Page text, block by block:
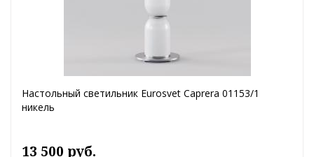
Настольный светильник Eurosvet Caprera 01153/1
никель
13 500 руб.